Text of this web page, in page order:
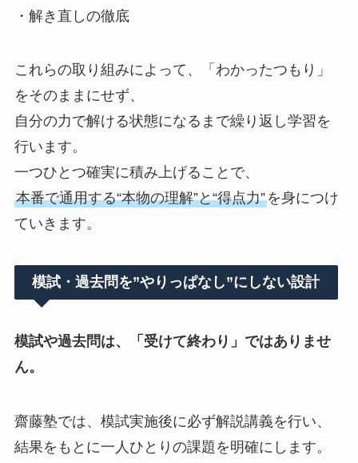
・解き直しの徹底
これらの取り組みによって、「わかったつもり」
をそのままにせず、
自分の力で解ける状態になるまで繰り返し学習を
行います。
一つひとつ確実に積み上げることで、
本番で通用する“本物の理解”と“得点力”を身につけ
ていきます。
模試・過去問を”やりっぱなし”にしない設計
模試や過去問は、「受けて終わり」ではありませ
ん。
齋藤塾では、模試実施後に必ず解説講義を行い、
結果をもとに一人ひとりの課題を明確にします。